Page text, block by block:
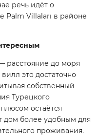
речь идёт о
Palm Villaları в районе
расстояние до моря
это достаточно
собственный
Турецкого
остаётся
дом более удобным для
проживания.
Паяллар
1+1,
1500